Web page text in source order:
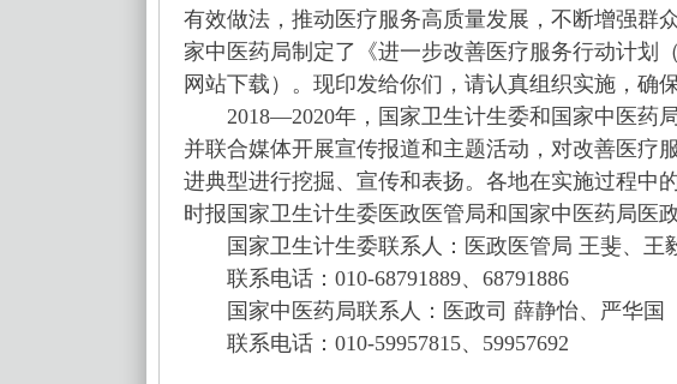
有效做法，推动医疗服务高质量发展，不断增强群
家中医药局制定了《进一步改善医疗服务行动计划
网站下载）。现印发给你们，请认真组织实施，确
2018—2020年，国家卫生计生委和国家中医药局
并联合媒体开展宣传报道和主题活动，对改善医疗
进典型进行挖掘、宣传和表扬。各地在实施过程中
时报国家卫生计生委医政医管局和国家中医药局医
国家卫生计生委联系人：医政医管局 王斐、王
联系电话：010-68791889、68791886
国家中医药局联系人：医政司 薛静怡、严华国
联系电话：010-59957815、59957692